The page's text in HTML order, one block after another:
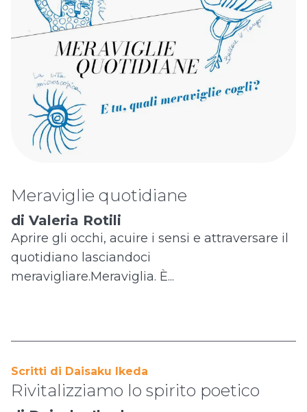
Meraviglie quotidiane
di Valeria Rotili
Aprire gli occhi, acuire i sensi e attraversare il
quotidiano lasciandoci
meravigliare.Meraviglia. È...
Scritti di Daisaku Ikeda
Rivitalizziamo lo spirito poetico